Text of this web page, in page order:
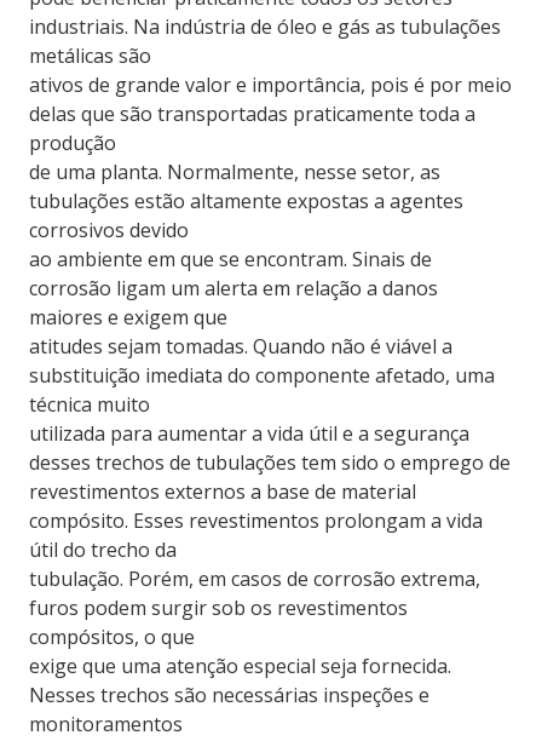
industriais. Na indústria de óleo e gás as tubulações
metálicas são
ativos de grande valor e importância, pois é por meio
delas que são transportadas praticamente toda a
produção
de uma planta. Normalmente, nesse setor, as
tubulações estão altamente expostas a agentes
corrosivos devido
ao ambiente em que se encontram. Sinais de
corrosão ligam um alerta em relação a danos
maiores e exigem que
atitudes sejam tomadas. Quando não é viável a
substituição imediata do componente afetado, uma
técnica muito
utilizada para aumentar a vida útil e a segurança
desses trechos de tubulações tem sido o emprego de
revestimentos externos a base de material
compósito. Esses revestimentos prolongam a vida
útil do trecho da
tubulação. Porém, em casos de corrosão extrema,
furos podem surgir sob os revestimentos
compósitos, o que
exige que uma atenção especial seja fornecida.
Nesses trechos são necessárias inspeções e
monitoramentos